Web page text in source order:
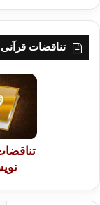
تناقضات قرآنی